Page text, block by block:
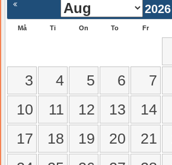
2026
Må Ti On To Fr
3
4 5 6 7
10
11 12 13 14
17
18 19 20 21